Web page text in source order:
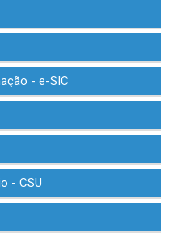
- e-SIC
- CSU